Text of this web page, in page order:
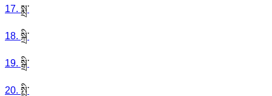
17. སྨྲ་
18. སྐྲི་
19. སྒྲི་
20. སྤྲི་